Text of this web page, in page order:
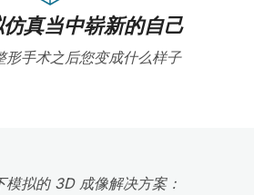
真当中崭新的自己
形手术之后您变成什么样子
模拟的 3D 成像解决方案：